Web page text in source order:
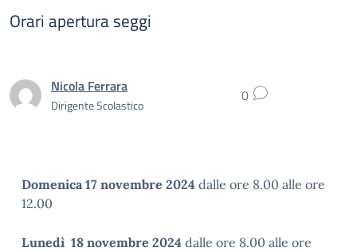
Orari apertura seggi
Nicola Ferrara
Dirigente Scolastico 0
Domenica 17 novembre 2024 dalle ore 8.00 alle ore
12.00
Lunedì 18 novembre 2024 dalle ore 8.00 alle ore